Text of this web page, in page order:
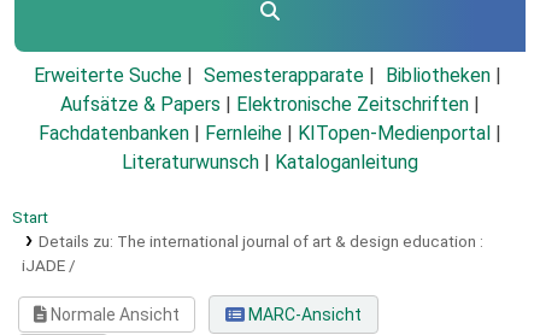
Erweiterte Suche Semesterapparate
Bibliotheken
Aufsätze & Papers
Elektronische Zeitschriften
Fachdatenbanken
Fernleihe KITopen-Medienportal
Literaturwunsch
Kataloganleitung
Start
Details zu: The international journal of art & design education :
iJADE /
Normale Ansicht
MARC-Ansicht